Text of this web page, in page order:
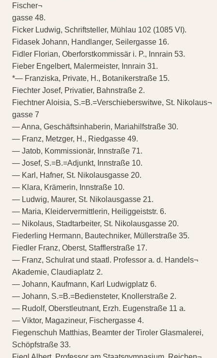
Fischer¬
gasse 48.
Ficker Ludwig, Schriftsteller, Mühlau 102 (1085 VI).
Fidasek Johann, Handlanger, Seilergasse 16.
Fidler Florian, Oberforstkommissär i. P., Innrain 53.
Fieber Engelbert, Malermeister, Innrain 31.
*— Franziska, Private, H., Botanikerstraße 15.
Fiechter Josef, Privatier, Bahnstraße 2.
Fiechtner Aloisia, S.=B.=Verschieberswitwe, St. Nikolaus¬
gasse 7
— Anna, Geschäftsinhaberin, Mariahilfstraße 30.
— Franz, Metzger, H., Riedgasse 49.
— Jatob, Kommissionär, Innstraße 71.
— Josef, S.=B.=Adjunkt, Innstraße 10.
— Karl, Hafner, St. Nikolausgasse 20.
— Klara, Krämerin, Innstraße 10.
— Ludwig, Maurer, St. Nikolausgasse 21.
— Maria, Kleidervermittlerin, Heiliggeiststr. 6.
— Nikolaus, Stadtarbeiter, St. Nikolausgasse 20.
Fiederling Hermann, Bautechniker, Müllerstraße 35.
Fiedler Franz, Oberst, Stafflerstraße 17.
— Franz, Schulrat und staatl. Professor a. d. Handels¬
Akademie, Claudiaplatz 2.
— Johann, Kaufmann, Karl Ludwigplatz 6.
— Johann, S.=B.=Bediensteter, Knollerstraße 2.
— Rudolf, Oberstleutnant, Erzh. Eugenstraße 11 a.
— Viktor, Magazineur, Fischergasse 4.
Fiegenschuh Matthias, Beamter der Tiroler Glasmalerei,
Schöpfstraße 33.